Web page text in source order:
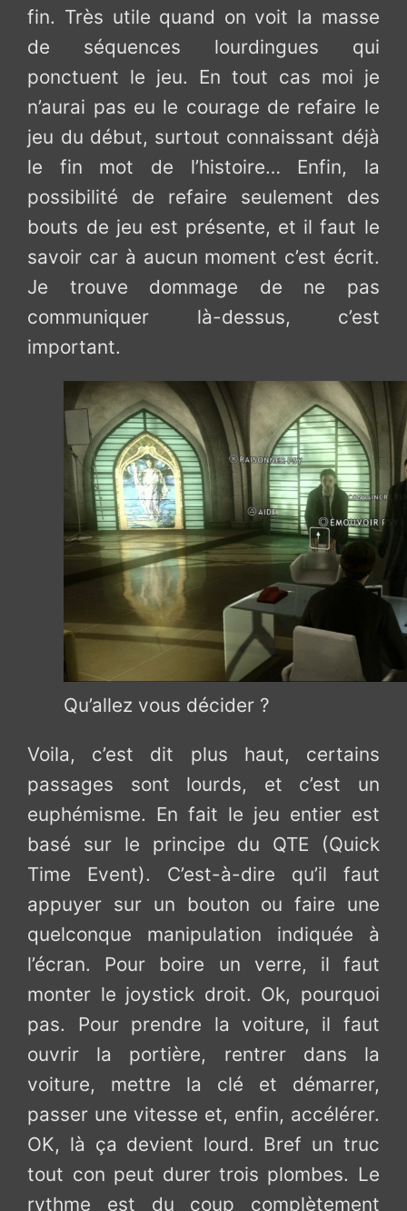
fin. Très utile quand on voit la masse
de séquences lourdingues qui
ponctuent le jeu. En tout cas moi je
n’aurai pas eu le courage de refaire le
jeu du début, surtout connaissant déjà
le fin mot de l’histoire… Enfin, la
possibilité de refaire seulement des
bouts de jeu est présente, et il faut le
savoir car à aucun moment c’est écrit.
Je trouve dommage de ne pas
communiquer là-dessus, c’est
important.
Qu’allez vous décider ?
Voila, c’est dit plus haut, certains
passages sont lourds, et c’est un
euphémisme. En fait le jeu entier est
basé sur le principe du QTE (Quick
Time Event). C’est-à-dire qu’il faut
appuyer sur un bouton ou faire une
quelconque manipulation indiquée à
l’écran. Pour boire un verre, il faut
monter le joystick droit. Ok, pourquoi
pas. Pour prendre la voiture, il faut
ouvrir la portière, rentrer dans la
voiture, mettre la clé et démarrer,
passer une vitesse et, enfin, accélérer.
OK, là ça devient lourd. Bref un truc
tout con peut durer trois plombes. Le
rythme est du coup complètement